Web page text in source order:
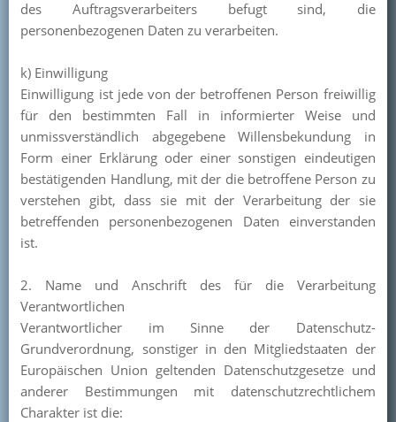
des Auftragsverarbeiters befugt sind, die
personenbezogenen Daten zu verarbeiten.
k) Einwilligung
Einwilligung ist jede von der betroffenen Person freiwillig
für den bestimmten Fall in informierter Weise und
unmissverständlich abgegebene Willensbekundung in
Form einer Erklärung oder einer sonstigen eindeutigen
bestätigenden Handlung, mit der die betroffene Person zu
verstehen gibt, dass sie mit der Verarbeitung der sie
betreffenden personenbezogenen Daten einverstanden
ist.
2. Name und Anschrift des für die Verarbeitung
Verantwortlichen
Verantwortlicher im Sinne der Datenschutz-
Grundverordnung, sonstiger in den Mitgliedstaaten der
Europäischen Union geltenden Datenschutzgesetze und
anderer Bestimmungen mit datenschutzrechtlichem
Charakter ist die: